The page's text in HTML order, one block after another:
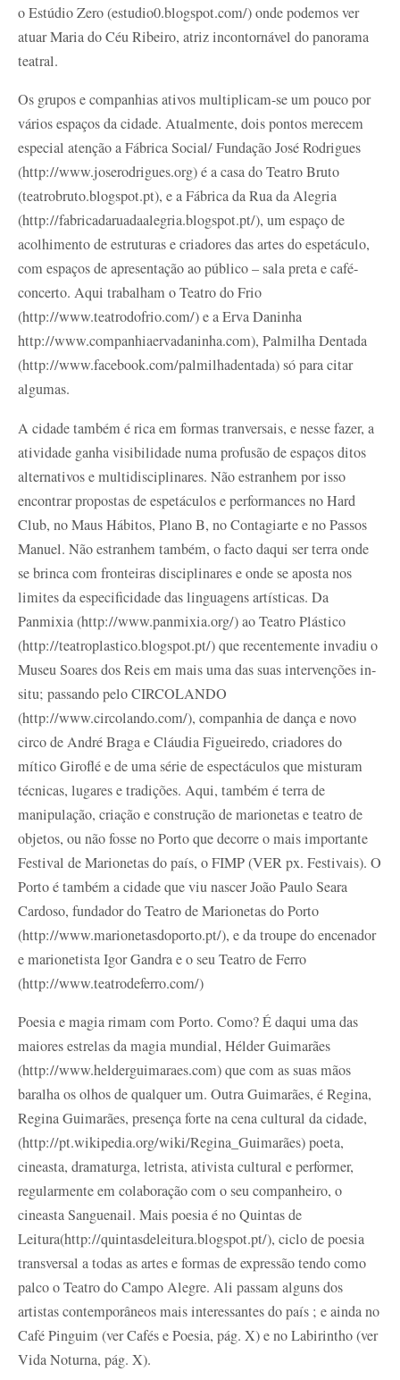
o Estúdio Zero (estudio0.blogspot.com/) onde podemos ver
atuar Maria do Céu Ribeiro, atriz incontornável do panorama
teatral.
Os grupos e companhias ativos multiplicam-se um pouco por
vários espaços da cidade. Atualmente, dois pontos merecem
especial atenção a Fábrica Social/ Fundação José Rodrigues
(http://www.joserodrigues.org) é a casa do Teatro Bruto
(teatrobruto.blogspot.pt), e a Fábrica da Rua da Alegria
(http://fabricadaruadaalegria.blogspot.pt/), um espaço de
acolhimento de estruturas e criadores das artes do espetáculo,
com espaços de apresentação ao público – sala preta e café-
concerto. Aqui trabalham o Teatro do Frio
(http://www.teatrodofrio.com/) e a Erva Daninha
http://www.companhiaervadaninha.com), Palmilha Dentada
(http://www.facebook.com/palmilhadentada) só para citar
algumas.
A cidade também é rica em formas tranversais, e nesse fazer, a
atividade ganha visibilidade numa profusão de espaços ditos
alternativos e multidisciplinares. Não estranhem por isso
encontrar propostas de espetáculos e performances no Hard
Club, no Maus Hábitos, Plano B, no Contagiarte e no Passos
Manuel. Não estranhem também, o facto daqui ser terra onde
se brinca com fronteiras disciplinares e onde se aposta nos
limites da especificidade das linguagens artísticas. Da
Panmixia (http://www.panmixia.org/) ao Teatro Plástico
(http://teatroplastico.blogspot.pt/) que recentemente invadiu o
Museu Soares dos Reis em mais uma das suas intervenções in-
situ; passando pelo CIRCOLANDO
(http://www.circolando.com/), companhia de dança e novo
circo de André Braga e Cláudia Figueiredo, criadores do
mítico Giroflé e de uma série de espectáculos que misturam
técnicas, lugares e tradições. Aqui, também é terra de
manipulação, criação e construção de marionetas e teatro de
objetos, ou não fosse no Porto que decorre o mais importante
Festival de Marionetas do país, o FIMP (VER px. Festivais). O
Porto é também a cidade que viu nascer João Paulo Seara
Cardoso, fundador do Teatro de Marionetas do Porto
(http://www.marionetasdoporto.pt/), e da troupe do encenador
e marionetista Igor Gandra e o seu Teatro de Ferro
(http://www.teatrodeferro.com/)
Poesia e magia rimam com Porto. Como? É daqui uma das
maiores estrelas da magia mundial, Hélder Guimarães
(http://www.helderguimaraes.com) que com as suas mãos
baralha os olhos de qualquer um. Outra Guimarães, é Regina,
Regina Guimarães, presença forte na cena cultural da cidade,
(http://pt.wikipedia.org/wiki/Regina_Guimarães) poeta,
cineasta, dramaturga, letrista, ativista cultural e performer,
regularmente em colaboração com o seu companheiro, o
cineasta Sanguenail. Mais poesia é no Quintas de
Leitura(http://quintasdeleitura.blogspot.pt/), ciclo de poesia
transversal a todas as artes e formas de expressão tendo como
palco o Teatro do Campo Alegre. Ali passam alguns dos
artistas contemporâneos mais interessantes do país ; e ainda no
Café Pinguim (ver Cafés e Poesia, pág. X) e no Labirintho (ver
Vida Noturna, pág. X).